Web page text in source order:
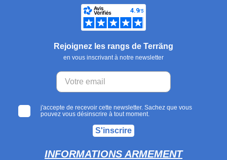
Rejoignez les rangs de Terräng
en vous inscrivant à notre newsletter
j'accepte de recevoir cette newsletter. Sachez que vous
pouvez vous désinscrire à tout moment.
S'inscrire
INFORMATIONS ARMEMENT